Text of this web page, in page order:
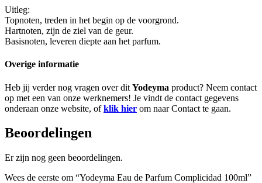
Uitleg:
Topnoten, treden in het begin op de voorgrond.
Hartnoten, zijn de ziel van de geur.
Basisnoten, leveren diepte aan het parfum.
Overige informatie
Heb jij verder nog vragen over dit Yodeyma product? Neem contact
op met een van onze werknemers! Je vindt de contact gegevens
onderaan onze website, ofklik hier om naar Contact te gaan.
Beoordelingen
Er zijn nog geen beoordelingen.
Wees de eerste om “Yodeyma Eau de Parfum Complicidad 100ml”